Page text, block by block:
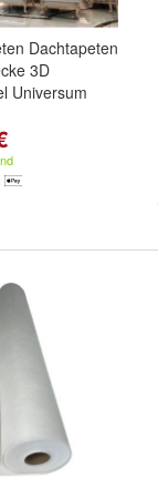
Dachtapeten
3D
Universum
105(H) cm
cm
weitere ...